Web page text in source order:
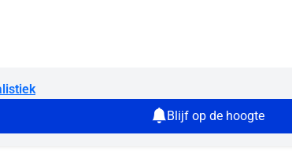
Blijf op de hoogte